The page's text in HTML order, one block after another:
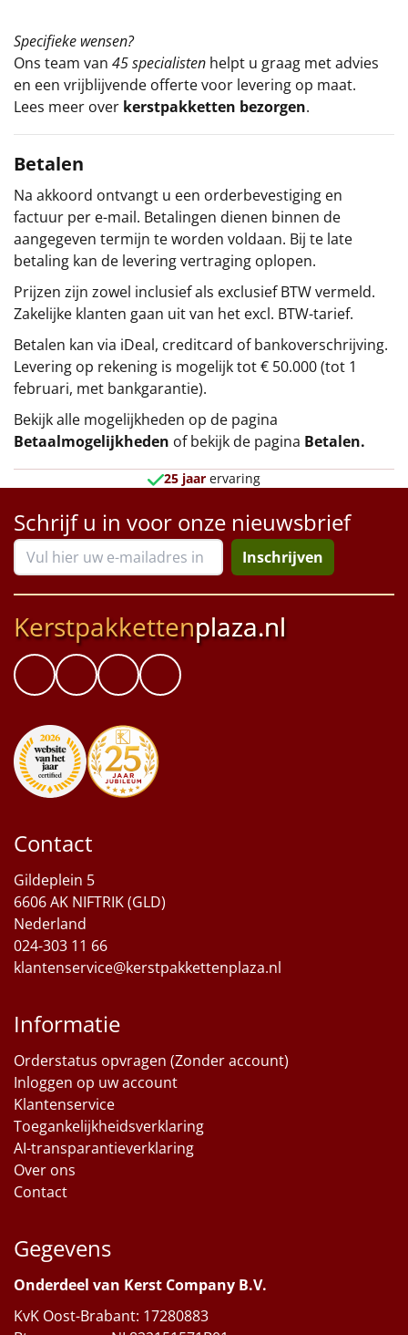
Specifieke wensen?
Ons team van 45 specialisten helpt u graag met advies
en een vrijblijvende offerte voor levering op maat.
Lees meer over kerstpakketten bezorgen.
Betalen
Na akkoord ontvangt u een orderbevestiging en
factuur per e-mail. Betalingen dienen binnen de
aangegeven termijn te worden voldaan. Bij te late
betaling kan de levering vertraging oplopen.
Prijzen zijn zowel inclusief als exclusief BTW vermeld.
Zakelijke klanten gaan uit van het excl. BTW-tarief.
Betalen kan via iDeal, creditcard of bankoverschrijving.
Levering op rekening is mogelijk tot € 50.000 (tot 1
februari, met bankgarantie).
Bekijk alle mogelijkheden op de pagina
Betaalmogelijkheden of bekijk de pagina Betalen.
25 jaar ervaring
Schrijf u in voor onze nieuwsbrief
Inschrijven
Kerstpakkettenplaza.nl
Contact
Gildeplein 5
6606 AK NIFTRIK (GLD)
Nederland
024-303 11 66
klantenservice@kerstpakkettenplaza.nl
Informatie
Orderstatus opvragen (Zonder account)
Inloggen op uw account
Klantenservice
Toegankelijkheidsverklaring
AI-transparantieverklaring
Over ons
Contact
Gegevens
Onderdeel van Kerst Company B.V.
KvK Oost-Brabant: 17280883